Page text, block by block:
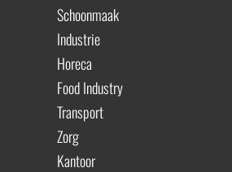
Schoonmaak
Industrie
Horeca
Food Industry
Transport
Zorg
Kantoor